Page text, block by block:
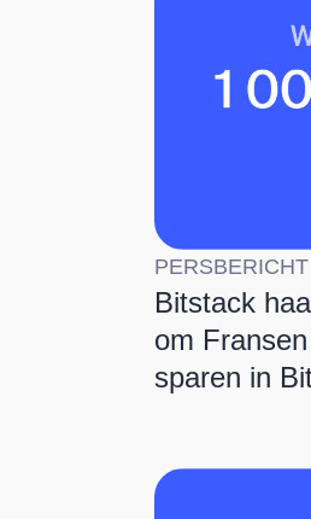
PERSBERICHT
Bitstack
om
sparen in